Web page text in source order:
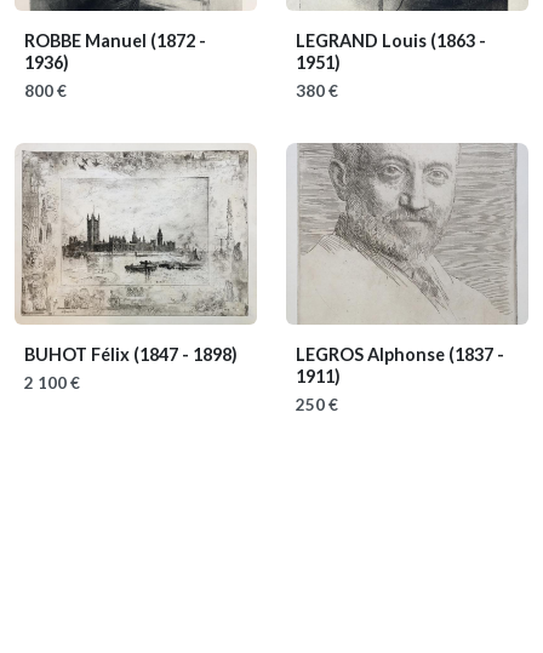
ROBBE Manuel (1872 -
1936)
800 €
LEGRAND Louis (1863 -
1951)
380 €
BUHOT Félix (1847 - 1898)
2 100 €
LEGROS Alphonse (1837 -
1911)
250 €